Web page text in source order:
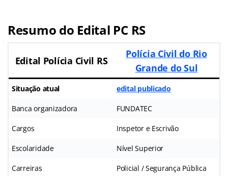
Resumo do Edital PC RS
Edital Polícia Civil RS
Polícia Civil do Rio
Grande do Sul
Situação atual edital publicado
Banca organizadora FUNDATEC
Cargos Inspetor e Escrivão
Escolaridade Nível Superior
Carreiras Policial / Segurança Pública